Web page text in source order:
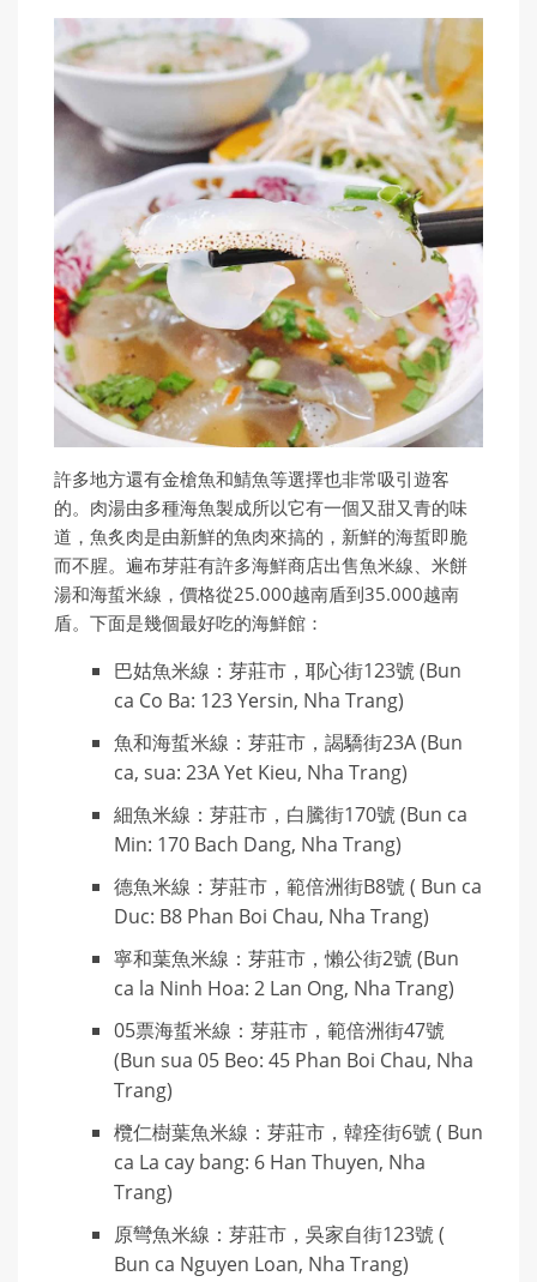
許多地方還有金槍魚和鯖魚等選擇也非常吸引遊客
的。肉湯由多種海魚製成所以它有一個又甜又青的味
道，魚炙肉是由新鮮的魚肉來搞的，新鮮的海蜇即脆
而不腥。遍布芽莊有許多海鮮商店出售魚米線、米餅
湯和海蜇米線，價格從25.000越南盾到35.000越南
盾。下面是幾個最好吃的海鮮館：
巴姑魚米線：芽莊市，耶心街123號 (Bun
ca Co Ba: 123 Yersin, Nha Trang)
魚和海蜇米線：芽莊市，謁驕街23A (Bun
ca, sua: 23A Yet Kieu, Nha Trang)
細魚米線：芽莊市，白騰街170號 (Bun ca
Min: 170 Bach Dang, Nha Trang)
德魚米線：芽莊市，範倍洲街B8號 ( Bun ca
Duc: B8 Phan Boi Chau, Nha Trang)
寧和葉魚米線：芽莊市，懶公街2號 (Bun
ca la Ninh Hoa: 2 Lan Ong, Nha Trang)
05票海蜇米線：芽莊市，範倍洲街47號
(Bun sua 05 Beo: 45 Phan Boi Chau, Nha
Trang)
欖仁樹葉魚米線：芽莊市，韓痊街6號 ( Bun
ca La cay bang: 6 Han Thuyen, Nha
Trang)
原彎魚米線：芽莊市，吳家自街123號 (
Bun ca Nguyen Loan, Nha Trang)